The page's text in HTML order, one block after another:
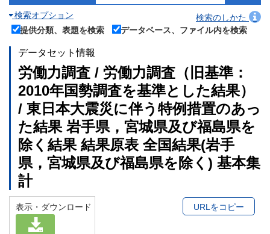
検索オプション
検索のしかた
提供分類、表題を検索
データベース、ファイル内を検索
データセット情報
労働力調査 / 労働力調査（旧基準：
2010年国勢調査を基準とした結果）
/ 東日本大震災に伴う特例措置のあっ
た結果 岩手県，宮城県及び福島県を
除く結果 結果原表 全国結果(岩手
県，宮城県及び福島県を除く) 基本集
計
表示・ダウンロード URLをコピー